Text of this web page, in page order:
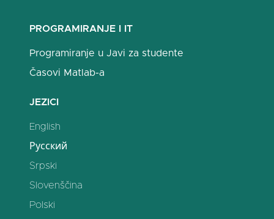
PROGRAMIRANJE I IT
Programiranje u Javi za studente
Časovi Matlab-a
JEZICI
English
Русский
Srpski
Slovenščina
Polski